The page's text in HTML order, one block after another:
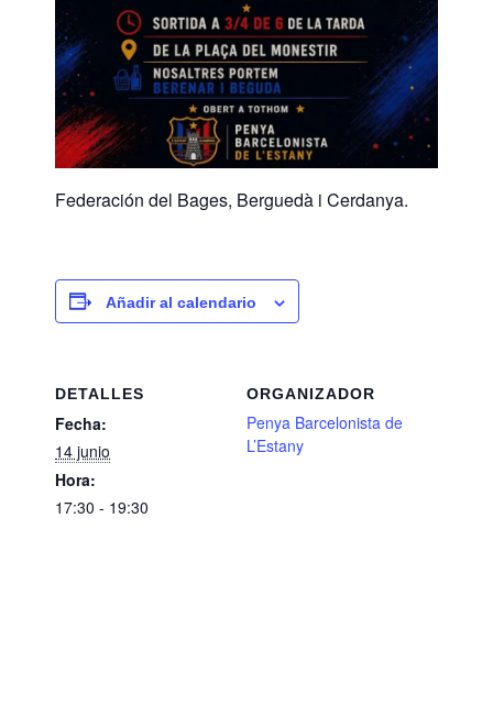
Federación del Bages, Berguedà i Cerdanya.
Añadir al calendario
DETALLES
Fecha:
14 junio
Hora:
17:30 - 19:30
ORGANIZADOR
Penya Barcelonista de
L’Estany